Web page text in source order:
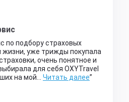
по подбору страховых
жизни, уже трижды покупала
очень понятное и
для себя OXYTravel
на мой… Читать далее